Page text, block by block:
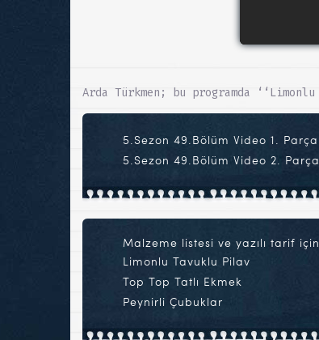
Arda Türkmen; bu programda
5.Sezon 49.Bölüm Video 1. Parça
5.Sezon 49.Bölüm Video 2. Parça
Malzeme listesi ve yazılı tarif
Limonlu Tavuklu Pilav
Top Top Tatlı Ekmek
Peynirli Çubuklar